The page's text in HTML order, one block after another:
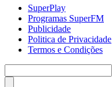
SuperPlay
Programas SuperFM
Publicidade
Politica de Privacidade
Termos e Condições